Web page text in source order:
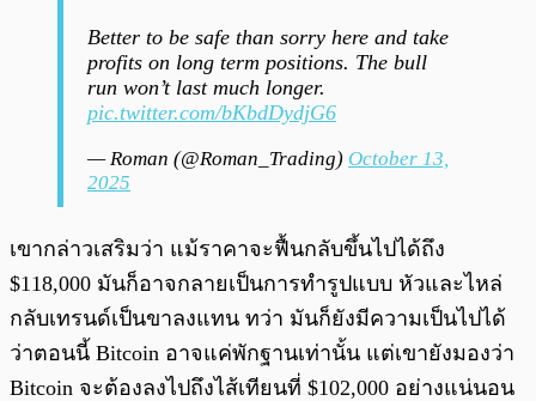
Better to be safe than sorry here and take
profits on long term positions. The bull
run won’t last much longer.
pic.twitter.com/bKbdDydjG6
— Roman (@Roman_Trading) October 13,
2025
เขากล่าวเสริมว่า แม้ราคาจะฟื้นกลับขึ้นไปได้ถึง
$118,000 มันก็อาจกลายเป็นการทำรูปแบบ หัวและไหล่
กลับเทรนด์เป็นขาลงแทน ทว่า มันก็ยังมีความเป็นไปได้
ว่าตอนนี้ Bitcoin อาจแค่พักฐานเท่านั้น แต่เขายังมองว่า
Bitcoin จะต้องลงไปถึงไส้เทียนที่ $102,000 อย่างแน่นอน